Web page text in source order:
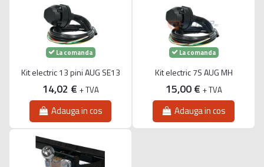
La comanda
Kit electric 13 pini AUG SE13
14,02 € + TVA
Adauga in cos
La comanda
Kit electric 7S AUG MH
15,00 € + TVA
Adauga in cos